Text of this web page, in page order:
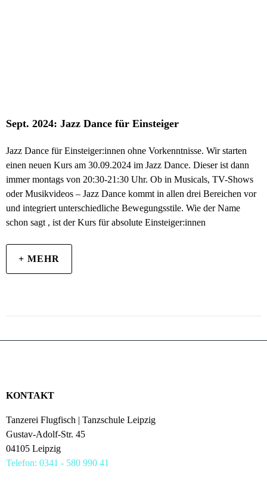
Sept. 2024: Jazz Dance für Einsteiger
Jazz Dance für Einsteiger:innen ohne Vorkenntnisse. Wir starten
einen neuen Kurs am 30.09.2024 im Jazz Dance. Dieser ist dann
immer montags von 20:30-21:30 Uhr. Ob in Musicals, TV-Shows
oder Musikvideos – Jazz Dance kommt in allen drei Bereichen vor
und integriert unterschiedliche Bewegungsstile. Wie der Name
schon sagt , ist der Kurs für absolute Einsteiger:innen
+ MEHR
KONTAKT
Tanzerei Flugfisch | Tanzschule Leipzig
Gustav-Adolf-Str. 45
04105 Leipzig
Telefon: 0341 - 580 990 41